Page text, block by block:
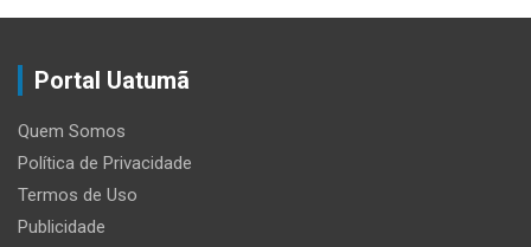
Portal Uatumã
Quem Somos
Política de Privacidade
Termos de Uso
Publicidade